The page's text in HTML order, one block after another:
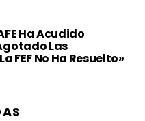
Ha Acudido
Las
FEF No Ha Resuelto»